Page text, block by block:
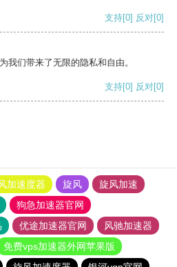
支持[0] 反对[0]
我们带来了无限的隐私和自由。
支持[0] 反对[0]
加速度器 旋风
旋风加速
狗急加速器官网
优途加速器官网
风驰加速器
免费vps加速器外网苹果版